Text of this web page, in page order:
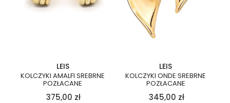
LEIS
KOLCZYKI AMALFI SREBRNE
POZŁACANE
375,00 zł
LEIS
KOLCZYKI ONDE SREBRNE
POZŁACANE
345,00 zł